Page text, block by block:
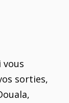
vous
sorties,